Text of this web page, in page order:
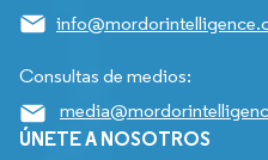
Consultas de medios:
ÚNETE A NOSOTROS